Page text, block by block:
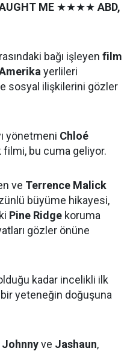
ME ★★★★ ABD,
bağı işleyen film
yerlileri
sosyal ilişkilerini gözler
yönetmeni Chloé
filmi, bu cuma geliyor.
ve Terrence Malick
büyüme hikayesi,
Pine Ridge koruma
gözler önüne
kadar incelikli ilk
yeteneğin doğuşuna
Johnnyve Jashaun,